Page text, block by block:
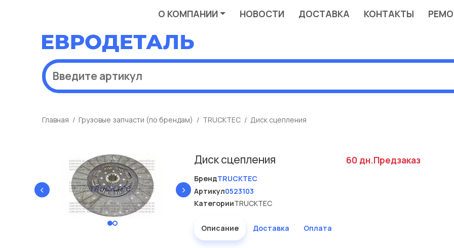
О КОМПАНИИ НОВОСТИ ДОСТАВКА КОНТАКТЫ
Главная Грузовые запчасти (по брендам) TRUCKTEC Диск сцепления
‹ ›
Диск сцепления
БрендTRUCKTEC
Артикул0523103
КатегорииTRUCKTEC
60 дн.Предзаказ
Описание Доставка Оплата